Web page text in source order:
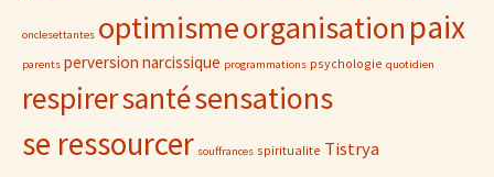
onclesettantes optimismeorganisationpaix
parents perversion narcissique programmations psychologie quotidien
respirersantésensations
se ressourcer souffrances spiritualite Tistrya